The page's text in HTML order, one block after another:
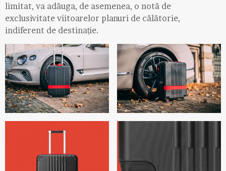
limitat, va adăuga, de asemenea, o notă de
exclusivitate viitoarelor planuri de călătorie,
indiferent de destinație.